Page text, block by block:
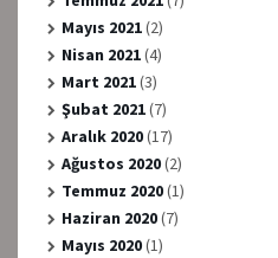
Mayıs 2021(2)
Nisan 2021(4)
Mart 2021(3)
Şubat 2021(7)
Aralık 2020(17)
Ağustos 2020(2)
Temmuz 2020(1)
Haziran 2020(7)
Mayıs 2020(1)